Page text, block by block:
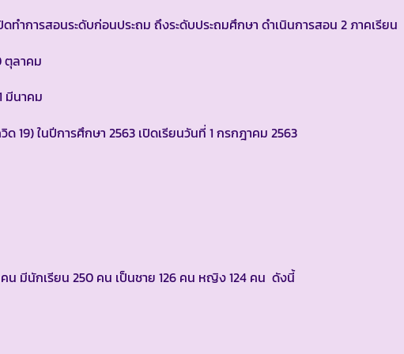
การสอนระดับก่อนประถม ถึงระดับประถมศึกษา ดำเนินการสอน 2 ภาคเรีย
ลาคม
นาคม
ด 19) ในปีการศึกษา 2563 เปิดเรียนวันที่ 1 กรกฎาคม 2563
น มีนักเรียน 250 คน เป็นชาย 126 คน หญิง 124 คน ดังนี้